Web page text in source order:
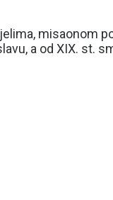
misaonom
a od XIX. st.